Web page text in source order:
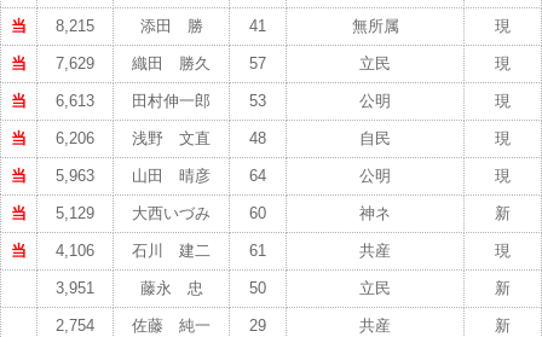
当 8,215 添田 勝 41 無所属 現
当 7,629 織田 勝久 57 立民 現
当 6,613 田村伸一郎 53 公明 現
当 6,206 浅野 文直 48 自民 現
当 5,963 山田 晴彦 64 公明 現
当 5,129 大西いづみ 60 神ネ 新
当 4,106 石川 建二 61 共産 現
3,951 藤永 忠 50 立民 新
2,754 佐藤 純一 29 共産 新